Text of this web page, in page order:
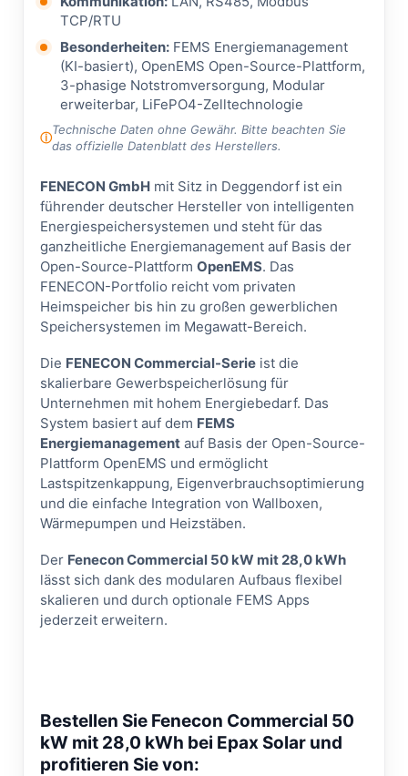
TCP/RTU
Besonderheiten: FEMS Energiemanagement
(KI-basiert), OpenEMS Open-Source-Plattform,
3-phasige Notstromversorgung, Modular
erweiterbar, LiFePO4-Zelltechnologie
Technische Daten ohne Gewähr. Bitte beachten Sie
das offizielle Datenblatt des Herstellers.
FENECON GmbH mit Sitz in Deggendorf ist ein
führender deutscher Hersteller von intelligenten
Energiespeichersystemen und steht für das
ganzheitliche Energiemanagement auf Basis der
Open-Source-Plattform OpenEMS. Das
FENECON-Portfolio reicht vom privaten
Heimspeicher bis hin zu großen gewerblichen
Speichersystemen im Megawatt-Bereich.
Die FENECON Commercial-Serie ist die
skalierbare Gewerbspeicherlösung für
Unternehmen mit hohem Energiebedarf. Das
System basiert auf dem FEMS
Energiemanagement auf Basis der Open-Source-
Plattform OpenEMS und ermöglicht
Lastspitzenkappung, Eigenverbrauchsoptimierung
und die einfache Integration von Wallboxen,
Wärmepumpen und Heizstäben.
Der Fenecon Commercial 50 kW mit 28,0 kWh
lässt sich dank des modularen Aufbaus flexibel
skalieren und durch optionale FEMS Apps
jederzeit erweitern.
Bestellen Sie Fenecon Commercial 50
kW mit 28,0 kWh bei Epax Solar und
profitieren Sie von: